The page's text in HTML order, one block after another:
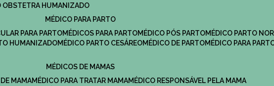
OBSTETRA HUMANIZADO
MÉDICO PARA PARTO
PARA PARTO MÉDICOS PARA PARTO MÉDICO PÓS PARTO
MÉDICO PARTO
HUMANIZADO MÉDICO PARTO CESÁREO MÉDICO DE PARTO
MÉDICO PARA
MÉDICOS DE MAMAS
DE MAMA MÉDICO PARA TRATAR MAMA
MÉDICO RESPONSÁVEL PELA MAMA